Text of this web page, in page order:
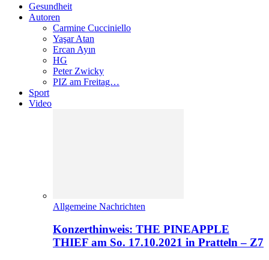
Gesundheit
Autoren
Carmine Cucciniello
Yaşar Atan
Ercan Ayın
HG
Peter Zwicky
PIZ am Freitag…
Sport
Video
Allgemeine Nachrichten
Konzerthinweis: THE PINEAPPLE
THIEF am So. 17.10.2021 in Pratteln – Z7